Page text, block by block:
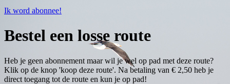
Ik word abonnee!
Bestel een losse route
Heb je geen abonnement maar wil je wel op pad met deze route?
Klik op de knop 'koop deze route'. Na betaling van € 2,50 heb je
direct toegang tot de route en kun je op pad!